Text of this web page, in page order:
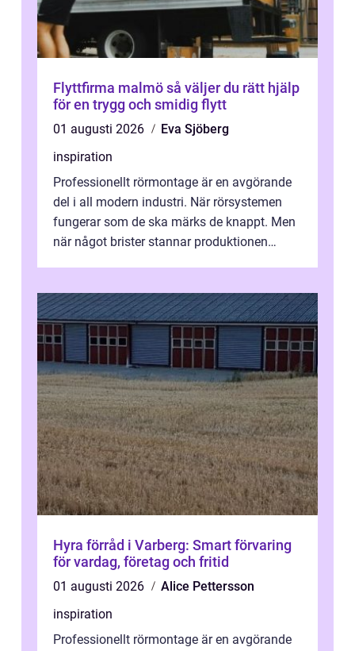
Flyttfirma malmö så väljer du rätt hjälp
för en trygg och smidig flytt
01 augusti 2026
Eva Sjöberg
inspiration
Professionellt rörmontage är en avgörande
del i all modern industri. När rörsystemen
fungerar som de ska märks de knappt. Men
när något brister stannar produktionen
Hyra förråd i Varberg: Smart förvaring
för vardag, företag och fritid
01 augusti 2026
Alice Pettersson
inspiration
Professionellt rörmontage är en avgörande